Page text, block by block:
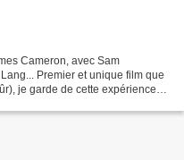
Cameron, avec Sam
Premier et unique film que
je garde de cette expérience